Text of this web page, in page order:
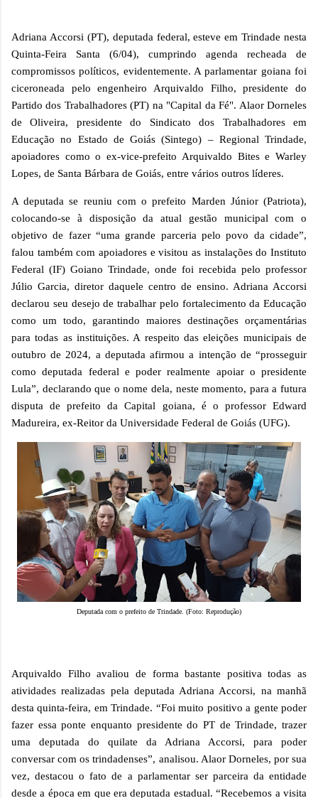
Adriana Accorsi (PT), deputada federal, esteve em Trindade nesta
Quinta-Feira Santa (6/04), cumprindo agenda recheada de
compromissos políticos, evidentemente. A parlamentar goiana foi
ciceroneada pelo engenheiro Arquivaldo Filho, presidente do
Partido dos Trabalhadores (PT) na "Capital da Fé". Alaor Dorneles
de Oliveira, presidente do Sindicato dos Trabalhadores em
Educação no Estado de Goiás (Sintego) – Regional Trindade,
apoiadores como o ex-vice-prefeito Arquivaldo Bites e Warley
Lopes, de Santa Bárbara de Goiás, entre vários outros líderes.
A deputada se reuniu com o prefeito Marden Júnior (Patriota),
colocando-se à disposição da atual gestão municipal com o
objetivo de fazer “uma grande parceria pelo povo da cidade”,
falou também com apoiadores e visitou as instalações do Instituto
Federal (IF) Goiano Trindade, onde foi recebida pelo professor
Júlio Garcia, diretor daquele centro de ensino. Adriana Accorsi
declarou seu desejo de trabalhar pelo fortalecimento da Educação
como um todo, garantindo maiores destinações orçamentárias
para todas as instituições. A respeito das eleições municipais de
outubro de 2024, a deputada afirmou a intenção de “prosseguir
como deputada federal e poder realmente apoiar o presidente
Lula”, declarando que o nome dela, neste momento, para a futura
disputa de prefeito da Capital goiana, é o professor Edward
Madureira, ex-Reitor da Universidade Federal de Goiás (UFG).
Deputada com o prefeito de Trindade. (Foto: Reprodução)
Arquivaldo Filho avaliou de forma bastante positiva todas as
atividades realizadas pela deputada Adriana Accorsi, na manhã
desta quinta-feira, em Trindade. “Foi muito positivo a gente poder
fazer essa ponte enquanto presidente do PT de Trindade, trazer
uma deputada do quilate da Adriana Accorsi, para poder
conversar com os trindadenses”, analisou. Alaor Dorneles, por sua
vez, destacou o fato de a parlamentar ser parceira da entidade
desde a época em que era deputada estadual. “Recebemos a visita